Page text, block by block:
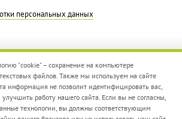
персональных данных
Integrate
"cookie" – сохранение на компьютере
файлов. Также мы используем на сайте
информация не позволит идентифицировать вас,
работу нашего сайта. Если вы не согласны,
технологии, вы должны соответствующим